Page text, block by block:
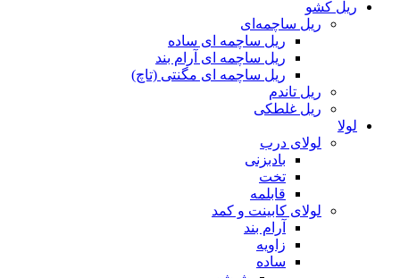
ریل کشو
ریل ساچمه‌ای
ریل ساچمه ای ساده
ریل ساچمه ای آرام بند
ریل ساچمه ای مگنتی (تاچ)
ریل تاندم
ریل غلطکی
لولا
لولای درب
بادبزنی
تخت
قابلمه
لولای کابینت و کمد
آرام بند
زاویه
ساده